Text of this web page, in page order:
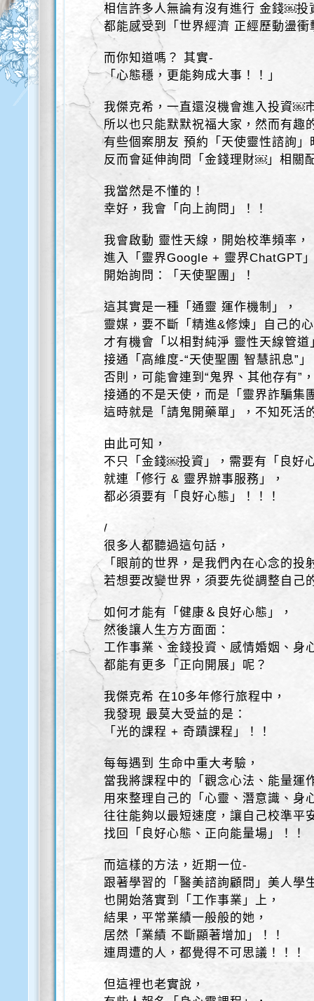
相信許多人無論有沒有進行 金錢￼投
都能感受到「世界經濟 正經歷動盪衝
而你知道嗎？ 其實-
「心態穩，更能夠成大事！！」
我傑克希，一直還沒機會進入投資￼
所以也只能默默祝福大家，然而有趣
有些個案朋友 預約「天使靈性諮詢」
反而會延伸詢問「金錢理財￼」相關
我當然是不懂的！
幸好，我會「向上詢問」！！
我會啟動 靈性天線，開始校準頻率，
進入「靈界Google + 靈界ChatGPT
開始詢問：「天使聖團」！
這其實是一種「通靈 運作機制」，
靈媒，要不斷「精進&修煉」自己的
才有機會「以相對純淨 靈性天線管道
接通「高維度-“天使聖團 智慧訊息”
否則，可能會連到“鬼界、其他存有”
接通的不是天使，而是「靈界詐騙集
這時就是「請鬼開藥單」，不知死活
由此可知，
不只「金錢￼投資」，需要有「良好
就連「修行 & 靈界辦事服務」，
都必須要有「良好心態」！！！
/
很多人都聽過這句話，
「眼前的世界，是我們內在心念的投
若想要改變世界，須要先從調整自己
如何才能有「健康＆良好心態」，
然後讓人生方方面面：
工作事業、金錢投資、感情婚姻、身
都能有更多「正向開展」呢？
我傑克希 在10多年修行旅程中，
我發現 最莫大受益的是：
「光的課程 + 奇蹟課程」！！
每每遇到 生命中重大考驗，
當我將課程中的「觀念心法、能量運
用來整理自己的「心靈、潛意識、身
往往能夠以最短速度，讓自己校準平
找回「良好心態、正向能量場」！！
而這樣的方法，近期一位-
跟著學習的「醫美諮詢顧問」美人學
也開始落實到「工作事業」上，
結果，平常業績一般般的她，
居然「業績 不斷顯著增加」！！
連周遭的人，都覺得不可思議！！！
但這裡也老實說，